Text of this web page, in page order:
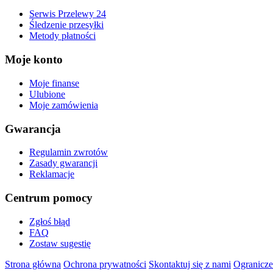
Serwis Przelewy 24
Śledzenie przesyłki
Metody płatności
Moje konto
Moje finanse
Ulubione
Moje zamówienia
Gwarancja
Regulamin zwrotów
Zasady gwarancji
Reklamacje
Centrum pomocy
Zgłoś błąd
FAQ
Zostaw sugestię
Strona główna Ochrona prywatności Skontaktuj się z nami